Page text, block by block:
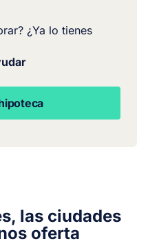
¿Ya lo tienes
las ciudades
oferta